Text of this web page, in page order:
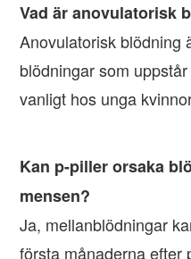
Vad är anovulatorisk
Anovulatorisk blödning
blödningar som
vanligt hos unga
Kan p-piller orsaka
mensen?
Ja, mellanblödningar
första månaderna efter